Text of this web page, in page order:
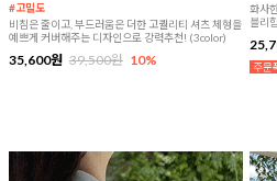
#고밀도
비침은 줄이고, 부드러움은 더한 고퀄리티 셔츠 체형을
예쁘게 커버해주는 디자인으로 강력추천! (3color)
35,600원 39,500원 10%
화사
블리